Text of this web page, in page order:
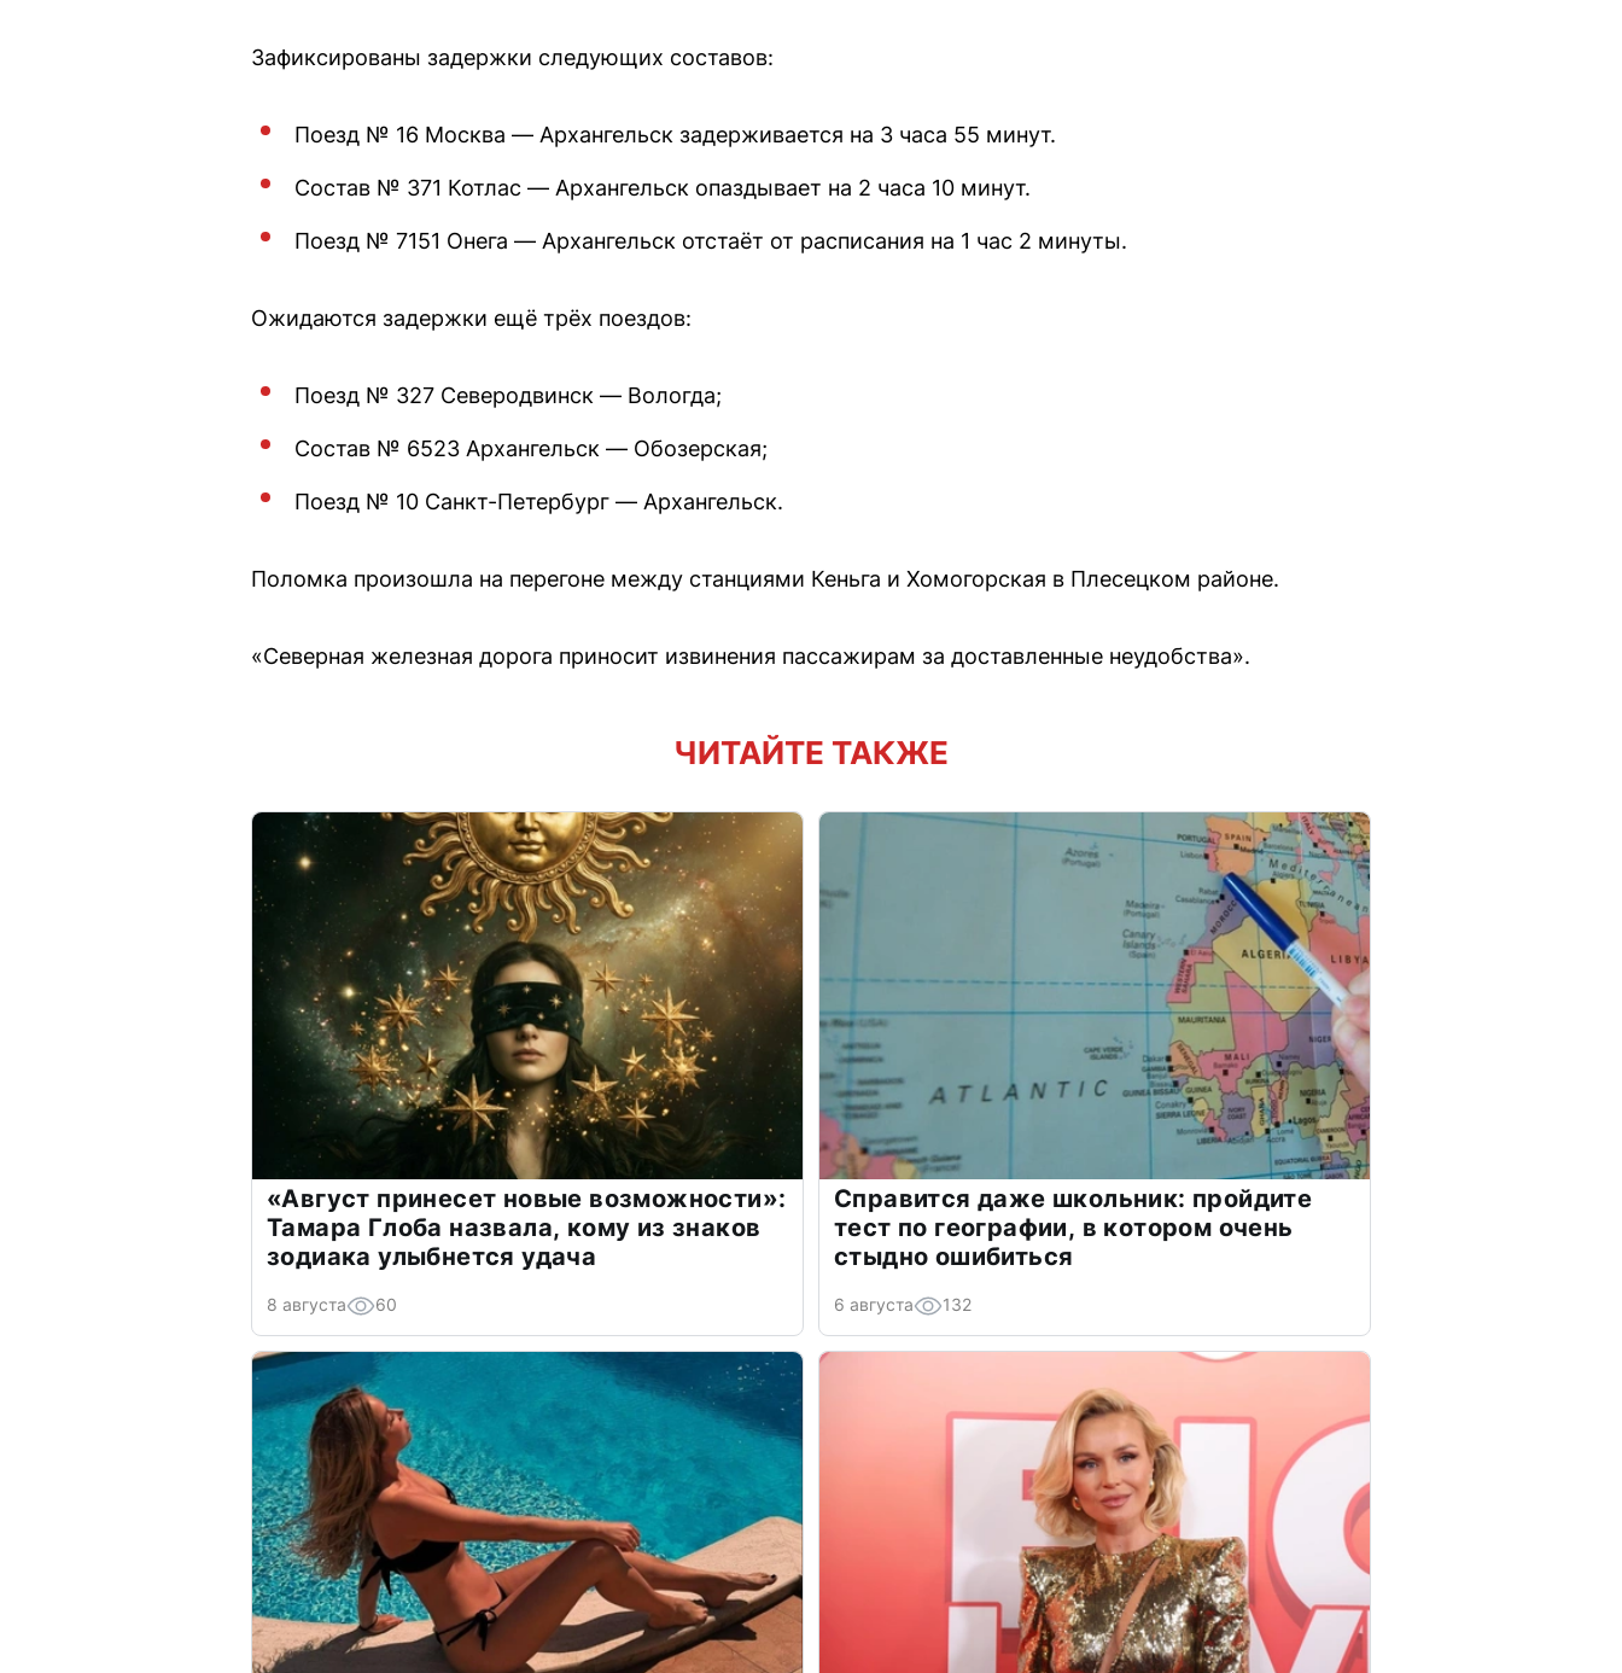
Зафиксированы задержки следующих составов:
Поезд № 16 Москва — Архангельск задерживается на 3 часа 55 минут.
Состав № 371 Котлас — Архангельск опаздывает на 2 часа 10 минут.
Поезд № 7151 Онега — Архангельск отстаёт от расписания на 1 час 2 минуты.
Ожидаются задержки ещё трёх поездов:
Поезд № 327 Северодвинск — Вологда;
Состав № 6523 Архангельск — Обозерская;
Поезд № 10 Санкт-Петербург — Архангельск.
Поломка произошла на перегоне между станциями Кеньга и Хомогорская в Плесецком районе.
«Северная железная дорога приносит извинения пассажирам за доставленные неудобства».
ЧИТАЙТЕ ТАКЖЕ
«Август принесет новые возможности»:
Тамара Глоба назвала, кому из знаков
зодиака улыбнется удача
8 августа 60
Справится даже школьник: пройдите
тест по географии, в котором очень
стыдно ошибиться
6 августа 132